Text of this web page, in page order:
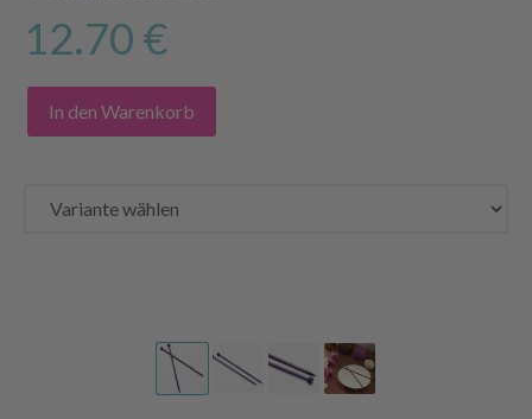
12.70 €
In den Warenkorb